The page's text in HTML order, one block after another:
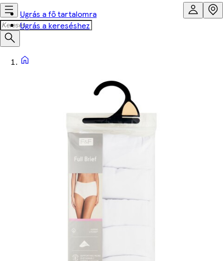
Ugrás a fő tartalomra
Ugrás a kereséshez